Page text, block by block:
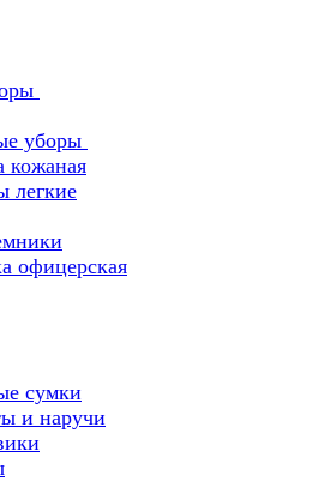
уборы
кожаная
легкие
офицерская
сумки
и наручи